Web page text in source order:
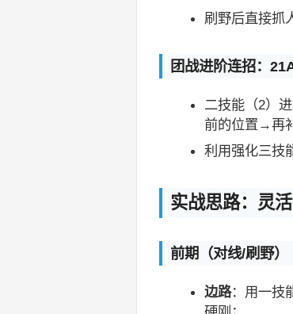
刷野后直接抓
团战进阶连招：
二技能（2）
前的位置→再
利用强化三技
实战思路：灵
前期（对线/刷野）
边路：用一技